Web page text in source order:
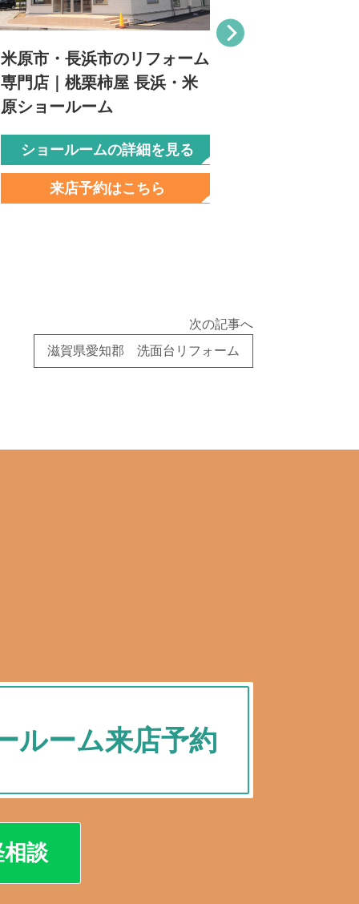
米原市・長浜市のリフォーム
専門店｜桃栗柿屋 長浜・米
原ショールーム
ショールームの詳細を見る
来店予約はこちら
次の記事へ
滋賀県愛知郡 洗面台リフォーム
ルーム来店予約
談